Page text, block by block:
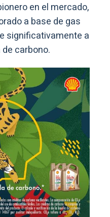
en el mercado,
a base de gas
significativamente a
carbono.